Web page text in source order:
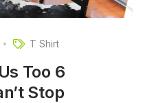
T Shirt
Too 6
Stop